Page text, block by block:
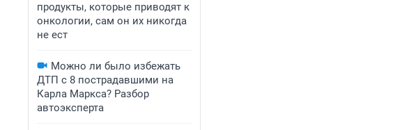
продукты, которые приводят к
онкологии, сам он их никогда
не ест
Можно ли было избежать
ДТП с 8 пострадавшими на
Карла Маркса? Разбор
автоэксперта